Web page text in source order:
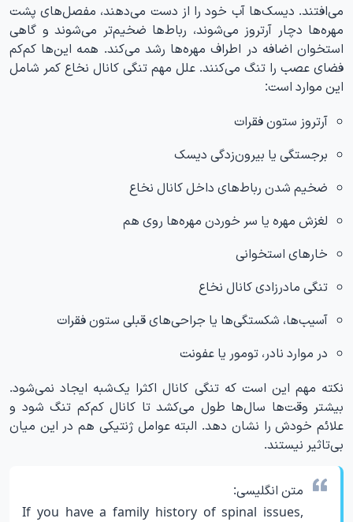
می‌افتند. دیسک‌ها آب خود را از دست می‌دهند، مفصل‌های پشت
مهره‌ها دچار آرتروز می‌شوند، رباط‌ها ضخیم‌تر می‌شوند و گاهی
استخوان اضافه در اطراف مهره‌ها رشد می‌کند. همه این‌ها کم‌کم
فضای عصب را تنگ می‌کنند. علل مهم تنگی کانال نخاع کمر شامل
این موارد است:
آرتروز ستون فقرات
برجستگی یا بیرون‌زدگی دیسک
ضخیم شدن رباط‌های داخل کانال نخاع
لغزش مهره یا سر خوردن مهره‌ها روی هم
خارهای استخوانی
تنگی مادرزادی کانال نخاع
آسیب‌ها، شکستگی‌ها یا جراحی‌های قبلی ستون فقرات
در موارد نادر، تومور یا عفونت
نکته مهم این است که تنگی کانال اکثرا یک‌شبه ایجاد نمی‌شود.
بیشتر وقت‌ها سال‌ها طول می‌کشد تا کانال کم‌کم تنگ شود و
علائم خودش را نشان دهد. البته عوامل ژنتیکی هم در این میان
بی‌تاثیر نیستند.
متن انگلیسی:
If you have a family history of spinal issues,